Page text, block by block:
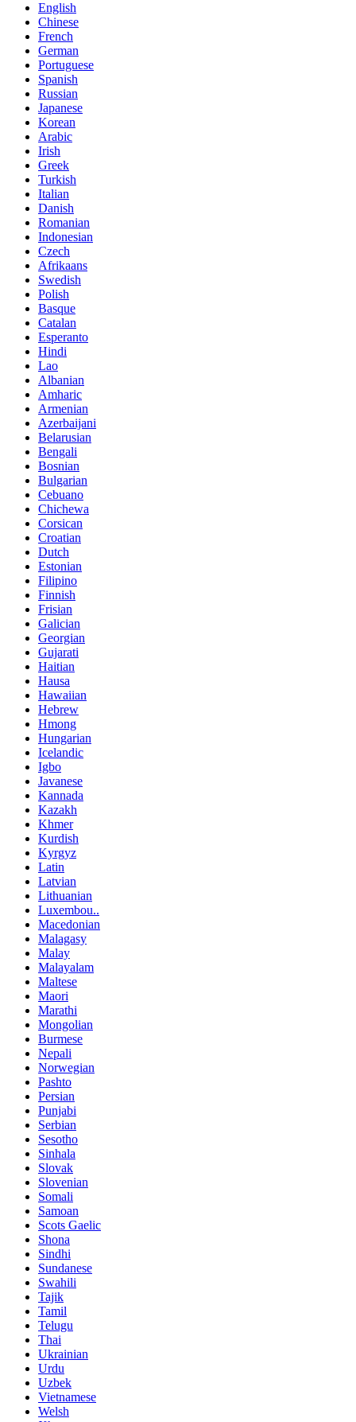
English
Chinese
French
German
Portuguese
Spanish
Russian
Japanese
Korean
Arabic
Irish
Greek
Turkish
Italian
Danish
Romanian
Indonesian
Czech
Afrikaans
Swedish
Polish
Basque
Catalan
Esperanto
Hindi
Lao
Albanian
Amharic
Armenian
Azerbaijani
Belarusian
Bengali
Bosnian
Bulgarian
Cebuano
Chichewa
Corsican
Croatian
Dutch
Estonian
Filipino
Finnish
Frisian
Galician
Georgian
Gujarati
Haitian
Hausa
Hawaiian
Hebrew
Hmong
Hungarian
Icelandic
Igbo
Javanese
Kannada
Kazakh
Khmer
Kurdish
Kyrgyz
Latin
Latvian
Lithuanian
Luxembou..
Macedonian
Malagasy
Malay
Malayalam
Maltese
Maori
Marathi
Mongolian
Burmese
Nepali
Norwegian
Pashto
Persian
Punjabi
Serbian
Sesotho
Sinhala
Slovak
Slovenian
Somali
Samoan
Scots Gaelic
Shona
Sindhi
Sundanese
Swahili
Tajik
Tamil
Telugu
Thai
Ukrainian
Urdu
Uzbek
Vietnamese
Welsh